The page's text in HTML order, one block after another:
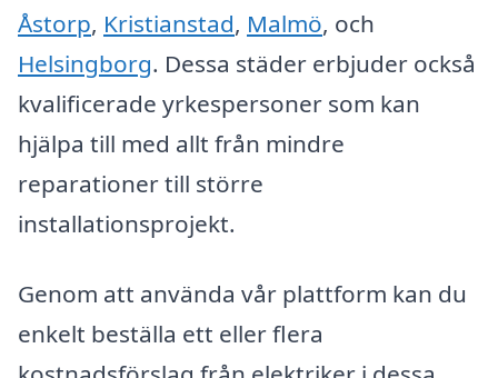
Åstorp, Kristianstad, Malmö, och
Helsingborg. Dessa städer erbjuder också
kvalificerade yrkespersoner som kan
hjälpa till med allt från mindre
reparationer till större
installationsprojekt.
Genom att använda vår plattform kan du
enkelt beställa ett eller flera